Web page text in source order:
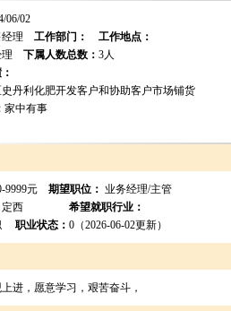
06/02
经理 工作部门：
工作地点：
理 下属人数总数： 3人
丹利化肥开发客户和协助客户市场铺货
家中有事
9999元 期望职位： 业务经理/主管
定西 希望就职行业：
职业状态： 0（2026-06-02更新）
进，愿意学习，艰苦奋斗，